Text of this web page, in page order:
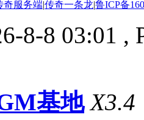
奇服务端|传奇一条龙|鲁ICP备
8-8 03:01 ,
基地 X3.4